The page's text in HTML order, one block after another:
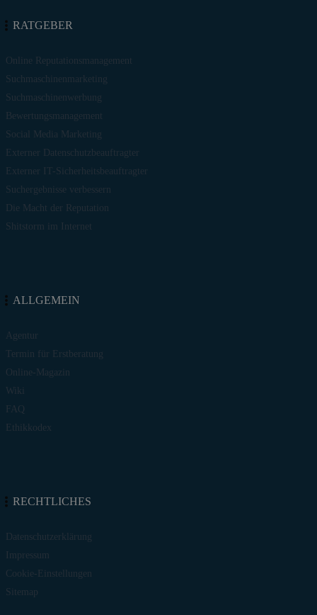
RATGEBER
Online Reputationsmanagement
Suchmaschinenmarketing
Suchmaschinenwerbung
Bewertungsmanagement
Social Media Marketing
Externer Datenschutzbeauftragter
Externer IT-Sicherheitsbeauftragter
Suchergebnisse verbessern
Die Macht der Reputation
Shitstorm im Internet
ALLGEMEIN
Agentur
Termin für Erstberatung
Online-Magazin
Wiki
FAQ
Ethikkodex
RECHTLICHES
Datenschutzerklärung
Impressum
Cookie-Einstellungen
Sitemap